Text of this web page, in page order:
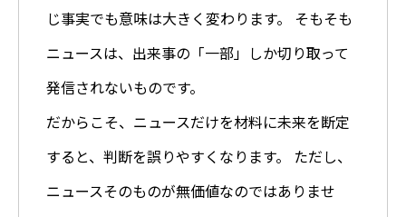
じ事実でも意味は大きく変わります。 そもそも
ニュースは、出来事の「一部」しか切り取って
発信されないものです。
だからこそ、ニュースだけを材料に未来を断定
すると、判断を誤りやすくなります。 ただし、
ニュースそのものが無価値なのではありませ